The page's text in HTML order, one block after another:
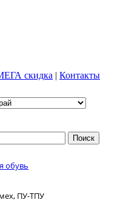
скидка | Контакты
обувь
ПУ-ТПУ